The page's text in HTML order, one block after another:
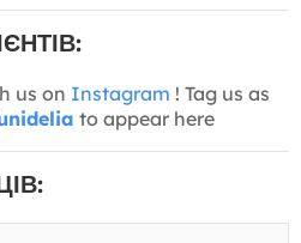
us on Instagram ! Tag us as
to appear here